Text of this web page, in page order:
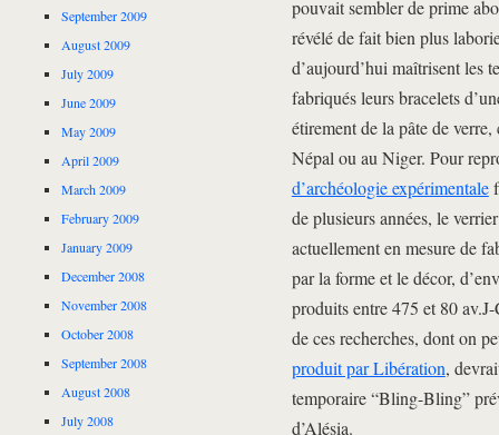
pouvait sembler de prime
révélé de fait bien plus
d’aujourd’hui maîtrisent les
fabriqués leurs bracelets
étirement de la pâte de
Népal ou au Niger. Pour
d’archéologie expérimentale
de plusieurs années, le
actuellement en mesure de
par la forme et le décor,
produits entre 475 et 80
de ces recherches, dont on
produit par Libération,
temporaire “Bling-Bling”
d’Alésia.
September 2009
August 2009
July 2009
June 2009
May 2009
April 2009
March 2009
February 2009
January 2009
December 2008
November 2008
October 2008
September 2008
August 2008
July 2008